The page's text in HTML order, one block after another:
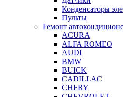
Конденсаторы
Пульты
Ремонт
ACURA
ALFA ROMEO
AUDI
BMW
BUICK
CADILLAC
CHERY